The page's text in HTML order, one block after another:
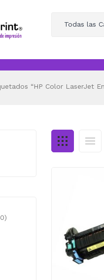
Todas las
“HP Color LaserJet
120